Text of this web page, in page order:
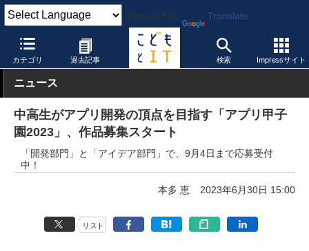
Powered by Translate
カテゴリ 過去記事 検索 Impressサイト
こどもとIT イベント・セミナー
ニュース
中高生がアプリ開発の頂点を目指す「アプリ甲子
園2023」、作品募集スタート
「開発部門」と「アイデア部門」で、9月4日まで応募受付
中！
本多 恵 2023年6月30日 15:00
リスト